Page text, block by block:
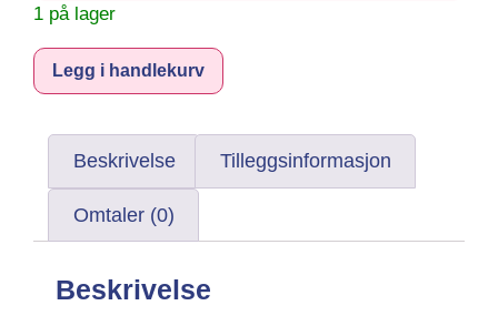
1 på lager
Legg i handlekurv
Beskrivelse Tilleggsinformasjon
Omtaler (0)
Beskrivelse